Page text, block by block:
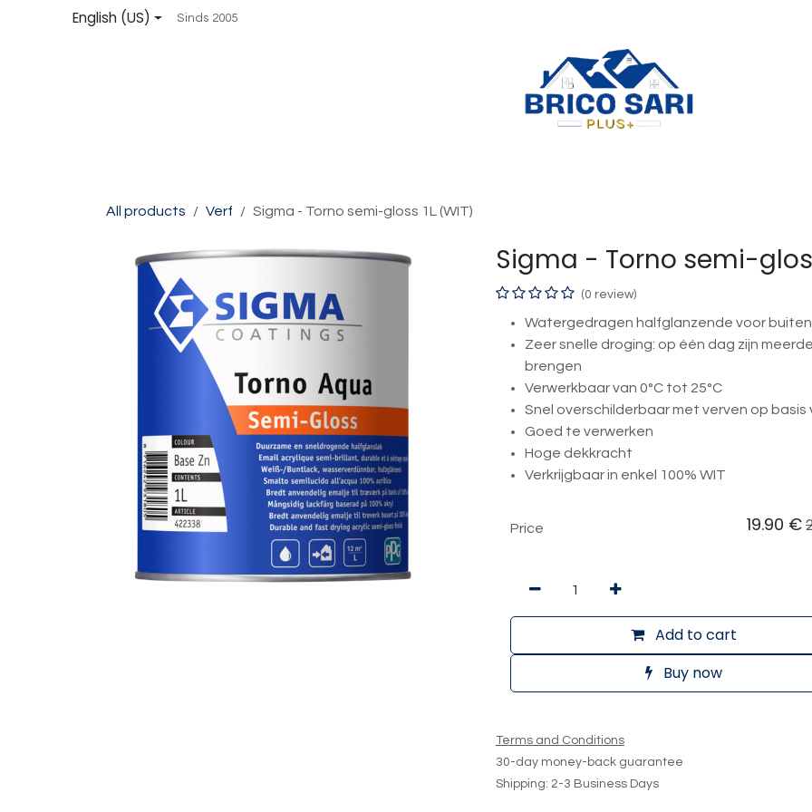
Skip to ContentEnglish (US) Sinds 2005
All products Verf Sigma - Torno semi-gloss 1L (WIT)
Sigma - Torno semi-
(0 review)
Watergedragen halfglanzende voor buiten
Zeer snelle droging: op één dag zijn
brengen
Verwerkbaar van 0°C tot 25°C
Snel overschilderbaar met verven op basis
Goed te verwerken
Hoge dekkracht
Verkrijgbaar in enkel 100% WIT
Add to cart
Buy now
Price 19.90 €
Terms and Conditions
30-day money-back guarantee
Shipping: 2-3 Business Days